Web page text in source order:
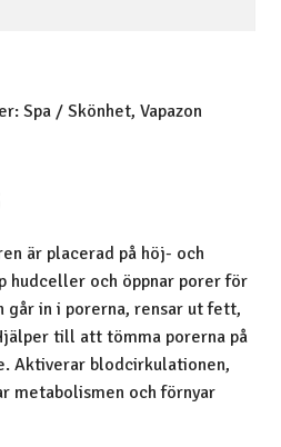
Spa / Skönhet, Vapazon
är placerad på höj- och
hudceller och öppnar porer för
går in i porerna, rensar ut fett,
till att tömma porerna på
Aktiverar blodcirkulationen,
metabolismen och förnyar